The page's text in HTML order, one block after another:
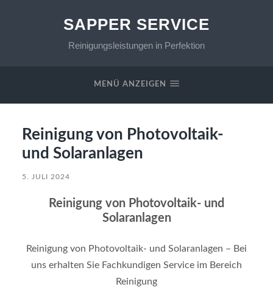
SAPPER SERVICE
Reinigungsleistungen in Perfektion
MENÜ ANZEIGEN
Reinigung von Photovoltaik-
und Solaranlagen
5. JULI 2024
Reinigung von Photovoltaik- und
Solaranlagen
Reinigung von Photovoltaik- und Solaranlagen – Bei
uns erhalten Sie Fachkundigen Service im Bereich
Reinigung